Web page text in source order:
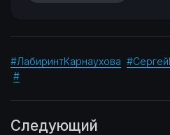
#ЛабиринтКарнаухова
#
Следующий